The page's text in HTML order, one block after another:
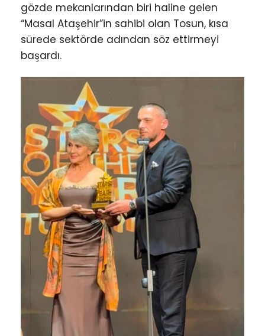
gözde mekanlarından biri haline gelen
“Masal Ataşehir”in sahibi olan Tosun, kısa
sürede sektörde adından söz ettirmeyi
başardı.